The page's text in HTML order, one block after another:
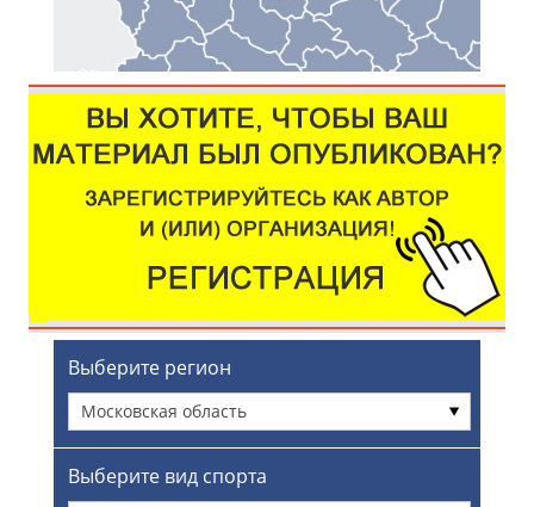
Выберите регион
Московская область
Выберите вид спорта